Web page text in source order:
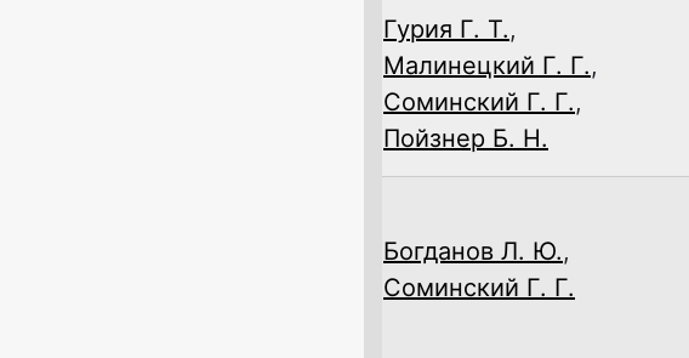
Гурия Г. Т.,
Малинецкий Г. Г.,
Соминский Г. Г.,
Пойзнер Б. Н.
Богданов Л. Ю.,
Соминский Г. Г.